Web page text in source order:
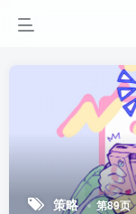
策略 第89页